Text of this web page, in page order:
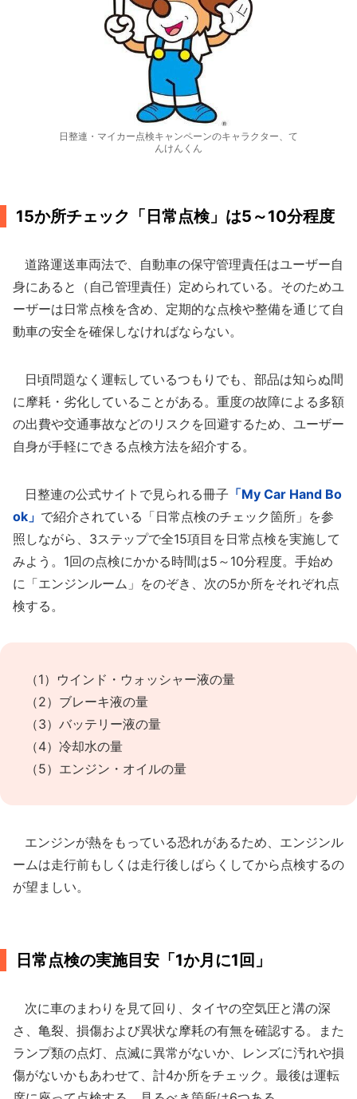
日整連・マイカー点検キャンペーンのキャラクター、て
んけんくん
15か所チェック「日常点検」は5～10分程度
道路運送車両法で、自動車の保守管理責任はユーザー自
身にあると（自己管理責任）定められている。そのためユ
ーザーは日常点検を含め、定期的な点検や整備を通じて自
動車の安全を確保しなければならない。
日頃問題なく運転しているつもりでも、部品は知らぬ間
に摩耗・劣化していることがある。重度の故障による多額
の出費や交通事故などのリスクを回避するため、ユーザー
自身が手軽にできる点検方法を紹介する。
日整連の公式サイトで見られる冊子 「My Car Hand Bo
ok」 で紹介されている「日常点検のチェック箇所」を参
照しながら、3ステップで全15項目を日常点検を実施して
みよう。1回の点検にかかる時間は5～10分程度。手始め
に「エンジンルーム」をのぞき、次の5か所をそれぞれ点
検する。
（1）ウインド・ウォッシャー液の量
（2）ブレーキ液の量
（3）バッテリー液の量
（4）冷却水の量
（5）エンジン・オイルの量
エンジンが熱をもっている恐れがあるため、エンジンル
ームは走行前もしくは走行後しばらくしてから点検するの
が望ましい。
日常点検の実施目安「1か月に1回」
次に車のまわりを見て回り、タイヤの空気圧と溝の深
さ、亀裂、損傷および異状な摩耗の有無を確認する。また
ランプ類の点灯、点滅に異常がないか、レンズに汚れや損
傷がないかもあわせて、計4か所をチェック。最後は運転